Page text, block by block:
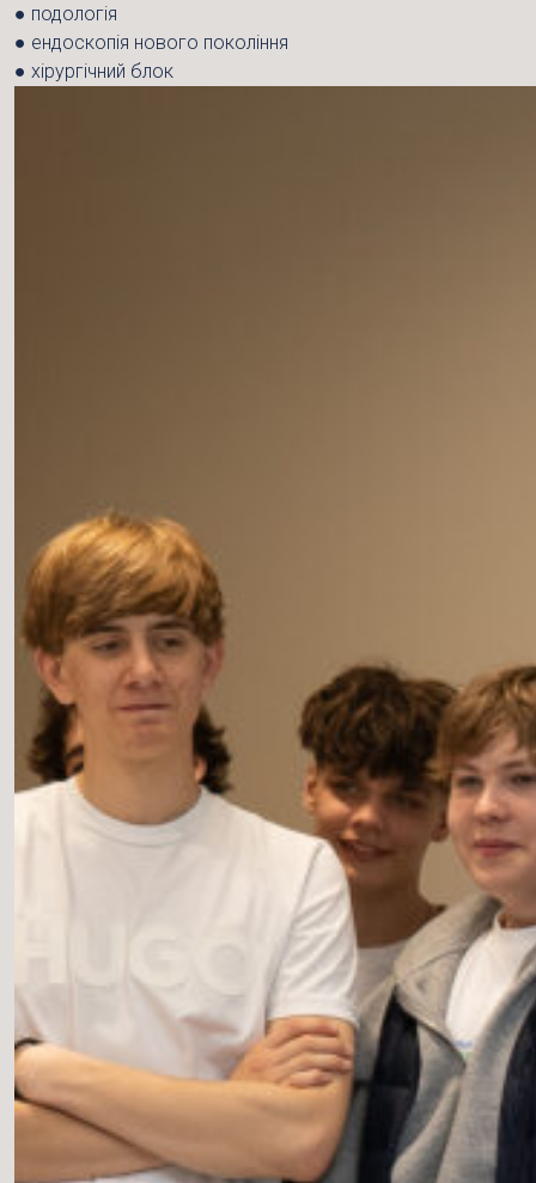
● подологія
● ендоскопія нового покоління
● хірургічний блок